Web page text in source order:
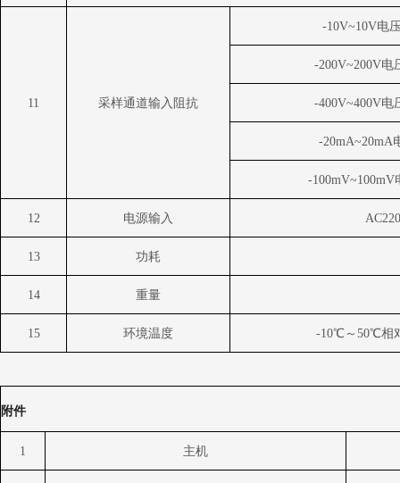
11 采样通道输入阻抗
-10V~10V电
-200V~200V电
-400V~400V电
-20mA~20mA
-100mV~100mV
12 电源输入
13 功耗
14 重量
15 环境温度 -10℃～ 50℃相
附件
1 主机